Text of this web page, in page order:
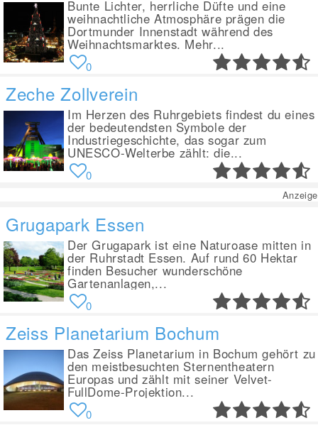
Bunte Lichter, herrliche Düfte und eine
weihnachtliche Atmosphäre prägen die
Dortmunder Innenstadt während des
Weihnachtsmarktes. Mehr...
0
Zeche Zollverein
Im Herzen des Ruhrgebiets findest du eines
der bedeutendsten Symbole der
Industriegeschichte, das sogar zum
UNESCO-Welterbe zählt: die...
0
Anzeige
Grugapark Essen
Der Grugapark ist eine Naturoase mitten in
der Ruhrstadt Essen. Auf rund 60 Hektar
finden Besucher wunderschöne
Gartenanlagen,...
0
Zeiss Planetarium Bochum
Das Zeiss Planetarium in Bochum gehört zu
den meistbesuchten Sternentheatern
Europas und zählt mit seiner Velvet-
FullDome-Projektion...
0